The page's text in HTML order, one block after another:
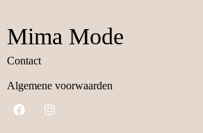
Mima Mode
Contact
Algemene voorwaarden